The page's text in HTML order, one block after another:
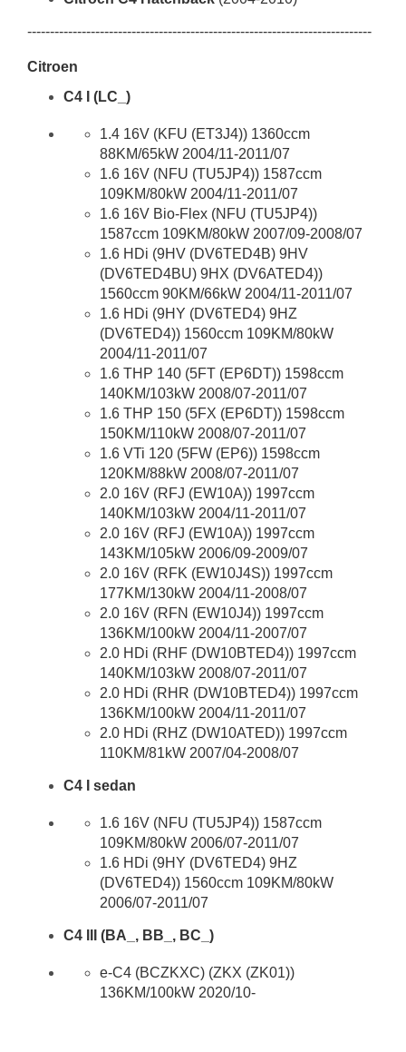
----------------------------------------------------------------------------
Citroen
C4 I (LC_)
1.4 16V (KFU (ET3J4)) 1360ccm
88KM/65kW 2004/11-2011/07
1.6 16V (NFU (TU5JP4)) 1587ccm
109KM/80kW 2004/11-2011/07
1.6 16V Bio-Flex (NFU (TU5JP4))
1587ccm 109KM/80kW 2007/09-2008/07
1.6 HDi (9HV (DV6TED4B) 9HV
(DV6TED4BU) 9HX (DV6ATED4))
1560ccm 90KM/66kW 2004/11-2011/07
1.6 HDi (9HY (DV6TED4) 9HZ
(DV6TED4)) 1560ccm 109KM/80kW
2004/11-2011/07
1.6 THP 140 (5FT (EP6DT)) 1598ccm
140KM/103kW 2008/07-2011/07
1.6 THP 150 (5FX (EP6DT)) 1598ccm
150KM/110kW 2008/07-2011/07
1.6 VTi 120 (5FW (EP6)) 1598ccm
120KM/88kW 2008/07-2011/07
2.0 16V (RFJ (EW10A)) 1997ccm
140KM/103kW 2004/11-2011/07
2.0 16V (RFJ (EW10A)) 1997ccm
143KM/105kW 2006/09-2009/07
2.0 16V (RFK (EW10J4S)) 1997ccm
177KM/130kW 2004/11-2008/07
2.0 16V (RFN (EW10J4)) 1997ccm
136KM/100kW 2004/11-2007/07
2.0 HDi (RHF (DW10BTED4)) 1997ccm
140KM/103kW 2008/07-2011/07
2.0 HDi (RHR (DW10BTED4)) 1997ccm
136KM/100kW 2004/11-2011/07
2.0 HDi (RHZ (DW10ATED)) 1997ccm
110KM/81kW 2007/04-2008/07
C4 I sedan
1.6 16V (NFU (TU5JP4)) 1587ccm
109KM/80kW 2006/07-2011/07
1.6 HDi (9HY (DV6TED4) 9HZ
(DV6TED4)) 1560ccm 109KM/80kW
2006/07-2011/07
C4 III (BA_, BB_, BC_)
e-C4 (BCZKXC) (ZKX (ZK01))
136KM/100kW 2020/10-